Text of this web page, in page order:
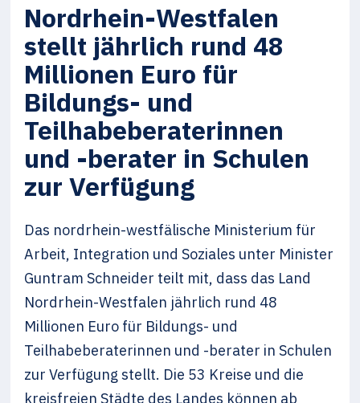
Nordrhein-Westfalen
stellt jährlich rund 48
Millionen Euro für
Bildungs- und
Teilhabeberaterinnen
und -berater in Schulen
zur Verfügung
Das nordrhein-westfälische Ministerium für
Arbeit, Integration und Soziales unter Minister
Guntram Schneider teilt mit, dass das Land
Nordrhein-Westfalen jährlich rund 48
Millionen Euro für Bildungs- und
Teilhabeberaterinnen und -berater in Schulen
zur Verfügung stellt. Die 53 Kreise und die
kreisfreien Städte des Landes können ab